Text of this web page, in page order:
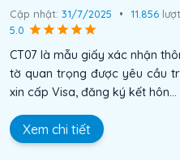
Cập nhật: 31/7/2025 • 11.856
5.0
CT07 là mẫu giấy xác nhận
tờ quan trọng được yêu cầu
xin cấp Visa, đăng ký kết hôn...
Xem chi tiết